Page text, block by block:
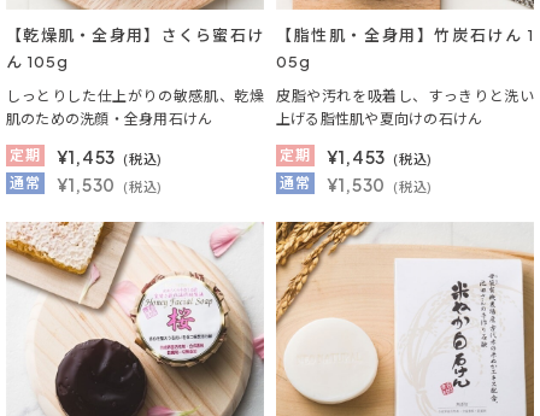
【乾燥肌・全身用】さくら蜜石け
ん 105g
しっとりした仕上がりの敏感肌、乾燥
肌のための洗顔・全身用石けん
定期
¥1,453 (税込)
通常 ¥1,530 (税込)
【脂性肌・全身用】竹炭石けん 1
05g
皮脂や汚れを吸着し、すっきりと洗い
上げる脂性肌や夏向けの石けん
定期
¥1,453 (税込)
通常 ¥1,530 (税込)